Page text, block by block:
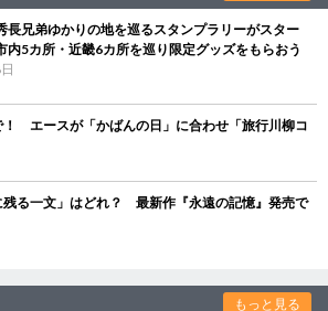
長兄弟ゆかりの地を巡るスタンプラリーがスター
5カ所・近畿6カ所を巡り限定グッズをもらおう
！ エースが「かばんの日」に合わせ「旅行川柳コ
残る一文」はどれ？ 最新作『永遠の記憶』発売で
もっと見る